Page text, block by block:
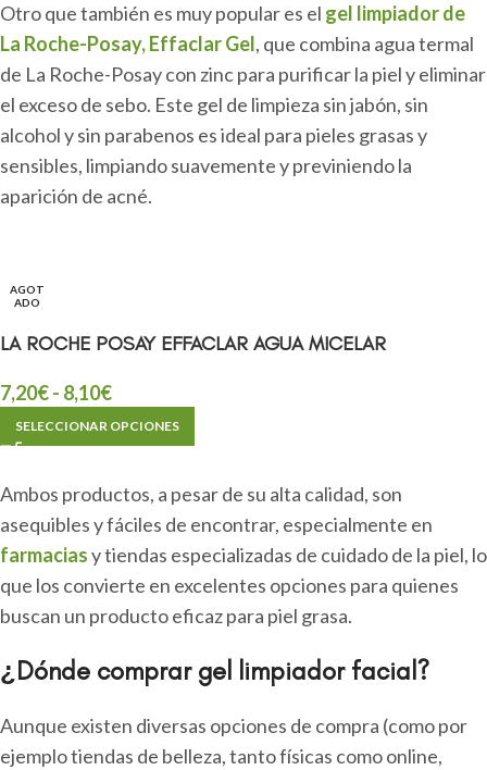
Otro que también es muy popular es el gel limpiador de
La Roche-Posay, Effaclar Gel, que combina agua termal
de La Roche-Posay con zinc para purificar la piel y eliminar
el exceso de sebo. Este gel de limpieza sin jabón, sin
alcohol y sin parabenos es ideal para pieles grasas y
sensibles, limpiando suavemente y previniendo la
aparición de acné.
AGOT
ADO
LA ROCHE POSAY EFFACLAR AGUA MICELAR
7,20€- 8,10€
SELECCIONAR OPCIONES
Ambos productos, a pesar de su alta calidad, son
asequibles y fáciles de encontrar, especialmente en
farmaciasy tiendas especializadas de cuidado de la piel, lo
que los convierte en excelentes opciones para quienes
buscan un producto eficaz para piel grasa.
¿Dónde comprar gel limpiador facial?
Aunque existen diversas opciones de compra (como por
ejemplo tiendas de belleza, tanto físicas como online,